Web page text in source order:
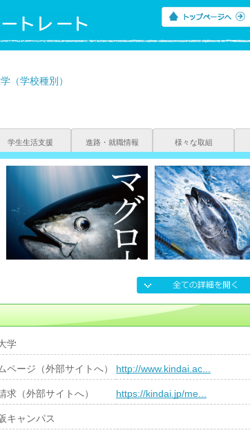
（学校種別）
学生生活支援 進路・就職情報 様々な取組
学
ページ（外部サイトへ） http://www.kindai.ac...
求（外部サイトへ） https://kindai.jp/me...
キャンパス